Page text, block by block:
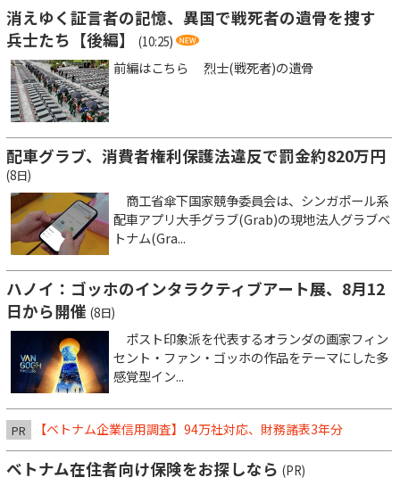
消えゆく証言者の記憶、異国で戦死者の遺骨を捜す
兵士たち【後編】
(10:25)
前編はこちら 烈士(戦死者)の遺骨
配車グラブ、消費者権利保護法違反で罰金約820万円
(8日)
商工省傘下国家競争委員会は、シンガポール系
配車アプリ大手グラブ(Grab)の現地法人グラブベ
トナム(Gra...
ハノイ：ゴッホのインタラクティブアート展、8月12
日から開催 (8日)
ポスト印象派を代表するオランダの画家フィン
セント・ファン・ゴッホの作品をテーマにした多
感覚型イン...
PR 【ベトナム企業信用調査】94万社対応、財務諸表3年分
ベトナム在住者向け保険をお探しなら (PR)